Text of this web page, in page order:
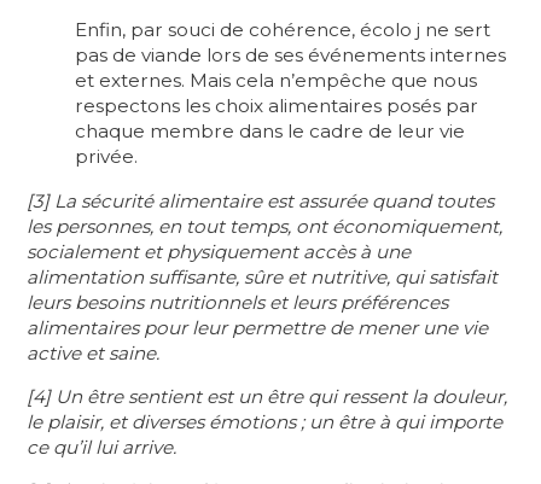
Enfin, par souci de cohérence, écolo j ne sert
pas de viande lors de ses événements internes
et externes. Mais cela n’empêche que nous
respectons les choix alimentaires posés par
chaque membre dans le cadre de leur vie
privée.
[3] La sécurité alimentaire est assurée quand toutes
les personnes, en tout temps, ont économiquement,
socialement et physiquement accès à une
alimentation suffisante, sûre et nutritive, qui satisfait
leurs besoins nutritionnels et leurs préférences
alimentaires pour leur permettre de mener une vie
active et saine.
[4] Un être sentient est un être qui ressent la douleur,
le plaisir, et diverses émotions ; un être à qui importe
ce qu’il lui arrive.